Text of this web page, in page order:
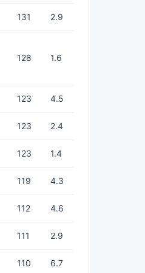
131 2.9
128 1.6
123 4.5
123 2.4
123 1.4
119 4.3
112 4.6
111 2.9
110 6.7